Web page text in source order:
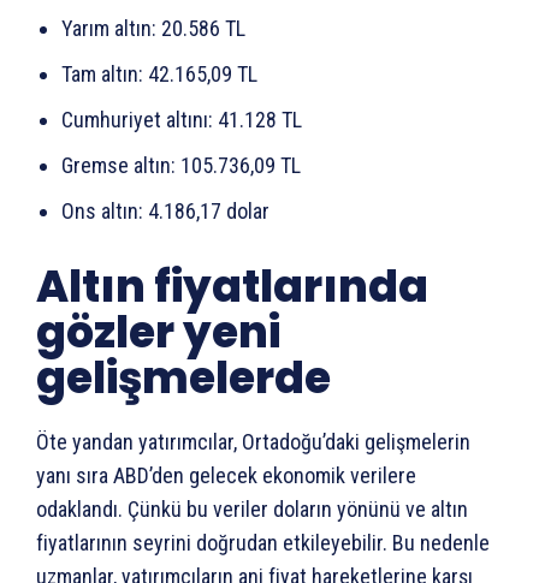
Yarım altın: 20.586 TL
Tam altın: 42.165,09 TL
Cumhuriyet altını: 41.128 TL
Gremse altın: 105.736,09 TL
Ons altın: 4.186,17 dolar
Altın fiyatlarında
gözler yeni
gelişmelerde
Öte yandan yatırımcılar, Ortadoğu’daki gelişmelerin
yanı sıra ABD’den gelecek ekonomik verilere
odaklandı. Çünkü bu veriler doların yönünü ve altın
fiyatlarının seyrini doğrudan etkileyebilir. Bu nedenle
uzmanlar, yatırımcıların ani fiyat hareketlerine karşı